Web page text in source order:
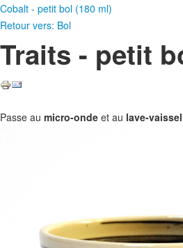
Cobalt - petit bol (180 ml)
Retour vers: Bol
Traits - petit
Passe au micro-onde et au lave-